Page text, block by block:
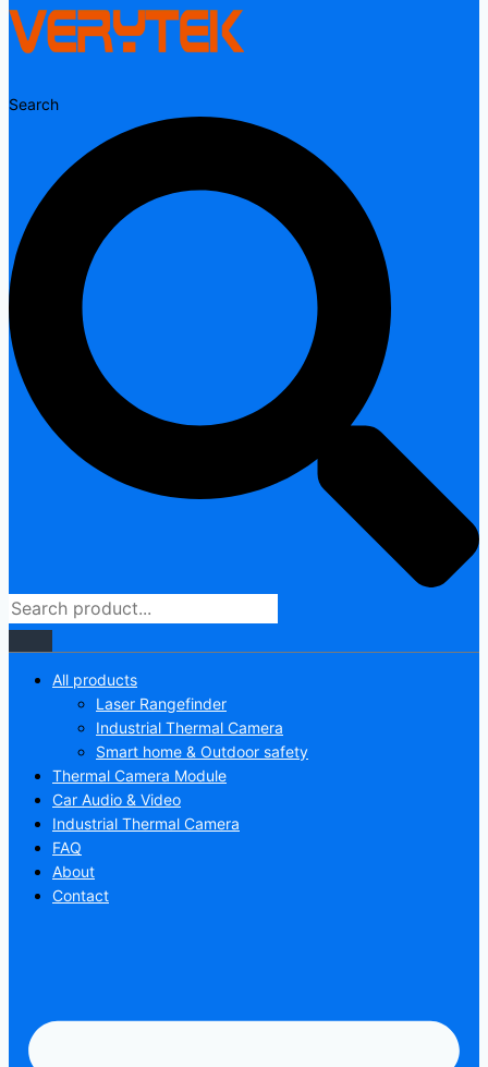
Search
All products
Laser Rangefinder
Industrial Thermal Camera
Smart home & Outdoor safety
Thermal Camera Module
Car Audio & Video
Industrial Thermal Camera
FAQ
About
Contact